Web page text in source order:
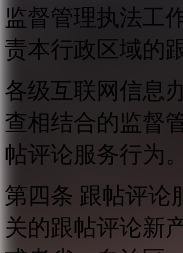
监督管理执法工
责本行政区域的
各级互联网信息
查相结合的监督
帖评论服务行为。
第四条 跟帖评论
关的跟帖评论新